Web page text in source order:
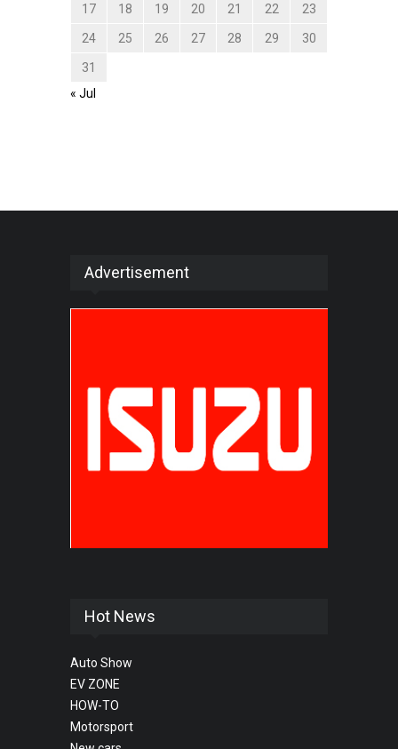
17 18 19 20 21 22 23
24 25 26 27 28 29 30
31
« Jul
Advertisement
Hot News
Auto Show
EV ZONE
HOW-TO
Motorsport